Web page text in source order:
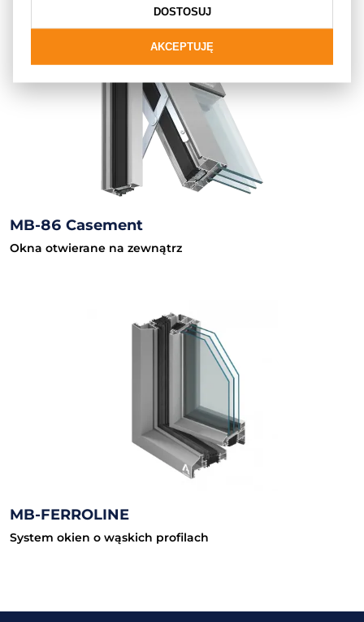
MB-86 Casement
Okna otwierane na zewnątrz
MB-FERROLINE
System okien o wąskich profilach
AKCEPTUJĘ
DOSTOSUJ